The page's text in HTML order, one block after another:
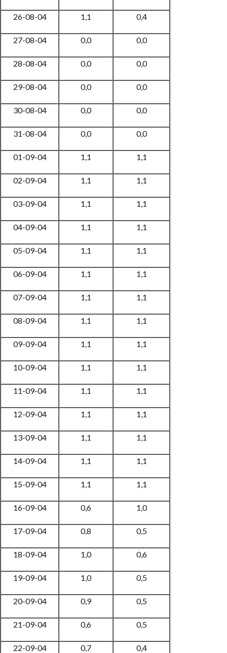
26-08-04 1,1 0,4
27-08-04 0,0 0,0
28-08-04 0,0 0,0
29-08-04 0,0 0,0
30-08-04 0,0 0,0
31-08-04 0,0 0,0
01-09-04 1,1 1,1
02-09-04 1,1 1,1
03-09-04 1,1 1,1
04-09-04 1,1 1,1
05-09-04 1,1 1,1
06-09-04 1,1 1,1
07-09-04 1,1 1,1
08-09-04 1,1 1,1
09-09-04 1,1 1,1
10-09-04 1,1 1,1
11-09-04 1,1 1,1
12-09-04 1,1 1,1
13-09-04 1,1 1,1
14-09-04 1,1 1,1
15-09-04 1,1 1,1
16-09-04 0,6 1,0
17-09-04 0,8 0,5
18-09-04 1,0 0,6
19-09-04 1,0 0,5
20-09-04 0,9 0,5
21-09-04 0,6 0,5
22-09-04 0,7 0,4